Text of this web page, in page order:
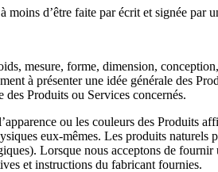
d’être faite par écrit et signée par
mesure, forme, dimension,
à présenter une idée générale des
Produits ou Services concernés.
ou les couleurs des Produits
eux-mêmes. Les produits
Lorsque nous acceptons de
et instructions du fabricant fournies.